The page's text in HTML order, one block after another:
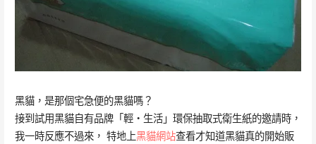
黑貓，是那個宅急便的黑貓嗎？
接到試用黑貓自有品牌「輕‧生活」環保抽取式衛生紙的邀請時，
我一時反應不過來， 特地上黑貓網站查看才知道黑貓真的開始販